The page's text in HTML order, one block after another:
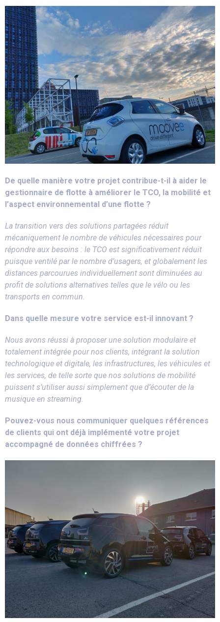
De quelle manière votre projet contribue-t-il à aider le
gestionnaire de flotte à améliorer le TCO, la mobilité et
l’aspect environnemental d’une flotte ?
La transition vers des solutions partagées réduit
mécaniquement le nombre de véhicules nécessaires pour
répondre aux besoins : le TCO est significativement réduit
puisque ventilé par le nombre d’usagers, et globalement les
distances parcourues individuellement sont diminuées au
profit de solutions alternatives telles que le vélo ou les
transports en commun.
Dans quelle mesure votre service est-il innovant ?
Nous avons réussi à proposer une solution modulaire et
totalement intégrée pour nos clients, intégrant la solution
technologique et digitale, les infrastructures, les véhicules et
les services, de telle sorte que nos solutions de mobilité
puissent s’utiliser aussi simplement que d’écouter de la
musique en streaming.
Pouvez-vous nous communiquer quelques références
de clients qui ont déjà implémenté votre projet
accompagné de données chiffrées ?